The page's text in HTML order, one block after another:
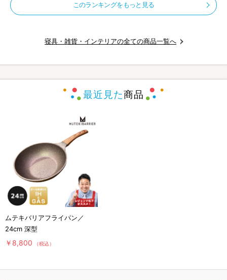
このランキングをもっと見る
寝具・雑貨・インテリアの全ての商品一覧へ
最近見た商品
ムテキバリアフライパン／
24cm 深型
￥8,800 （税込）